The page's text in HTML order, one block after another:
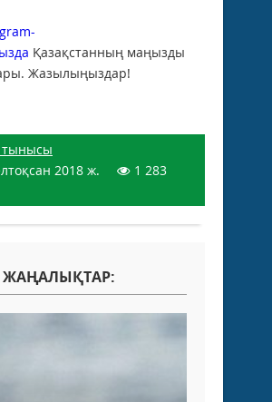
Қазақстанның маңызды
Жазылыңыздар!
тынысы
2018 ж.
1 283
ЖАҢАЛЫҚТАР: